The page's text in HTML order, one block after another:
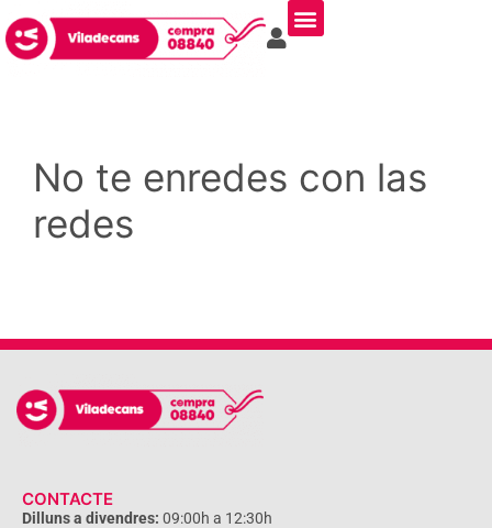
No te enredes con las
redes
CONTACTE
Dilluns a divendres: 09:00h a 12:30h